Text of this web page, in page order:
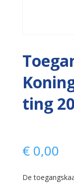
ting
€0,00
De